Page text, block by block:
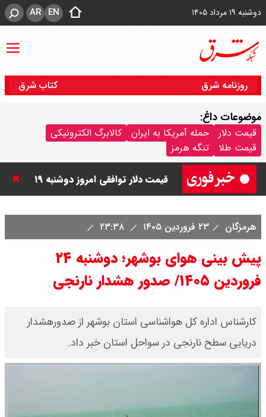
دوشنبه ۱۹ مرداد ۱۴۰۵ EN
AR
روزنامه شرق کتاب شرق
موضوعات داغ:
قیمت دلار حمله آمریکا به ایران
کالابرگ الکترونیکی
قیمت طلا
تنگه هرمز
قیمت دینار عراق امروز دوشنبه ۱۹
مرداد ۱۴۰۵ / هر دینار چند؟ + جدول
قیمت دلار توافقی امروز دوشنبه ۱۹
تاریخی
مرداد ۱۴۰۵ / قیمت سکه امامی چند؟
+ جدول
قیمت خودروهای سایپا امروز دوشنبه
هرمزگان ۲۳ فروردین ۱۴۰۵
پیش بینی هوای بوشهر؛ دوشنبه ۲۴
فروردین ۱۴۰۵/ صدور هشدار نارنجی
کارشناس اداره کل هواشناسی استان بوشهر از صدورهشدار
دریایی سطح نارنجی در سواحل استان خبر داد.